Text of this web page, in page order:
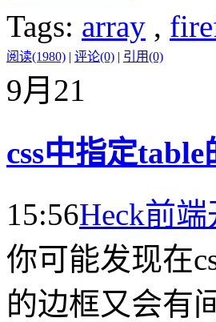
Tags: array ,
阅读(1980) | 评论(0) | 引用(0)
9月 21
css中指定
15:56Heck前端
你可能发现在
的边框又会有